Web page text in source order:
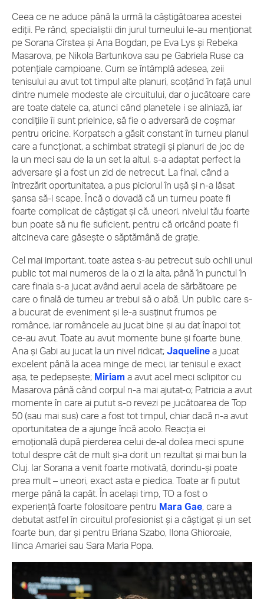
Ceea ce ne aduce până la urmă la câștigătoarea acestei
ediții. Pe rând, specialiștii din jurul turneului le-au menționat
pe Sorana Cîrstea și Ana Bogdan, pe Eva Lys și Rebeka
Masarova, pe Nikola Bartunkova sau pe Gabriela Ruse ca
potențiale campioane. Cum se întâmplă adesea, zeii
tenisului au avut tot timpul alte planuri, scoțând în față unul
dintre numele modeste ale circuitului, dar o jucătoare care
are toate datele ca, atunci când planetele i se aliniază, iar
condițiile îi sunt prielnice, să fie o adversară de coșmar
pentru oricine. Korpatsch a găsit constant în turneu planul
care a funcționat, a schimbat strategii și planuri de joc de
la un meci sau de la un set la altul, s-a adaptat perfect la
adversare și a fost un zid de netrecut. La final, când a
întrezărit oportunitatea, a pus piciorul în ușă și n-a lăsat
șansa să-i scape. Încă o dovadă că un turneu poate fi
foarte complicat de câștigat și că, uneori, nivelul tău foarte
bun poate să nu fie suficient, pentru că oricând poate fi
altcineva care găsește o săptămână de grație.
Cel mai important, toate astea s-au petrecut sub ochii unui
public tot mai numeros de la o zi la alta, până în punctul în
care finala s-a jucat având aerul acela de sărbătoare pe
care o finală de turneu ar trebui să o aibă. Un public care s-
a bucurat de eveniment și le-a susținut frumos pe
românce, iar româncele au jucat bine și au dat înapoi tot
ce-au avut. Toate au avut momente bune și foarte bune.
Ana și Gabi au jucat la un nivel ridicat; Jaqueline a jucat
excelent până la acea minge de meci, iar tenisul e exact
așa, te pedepsește; Miriam a avut acel meci sclipitor cu
Masarova până când corpul n-a mai ajutat-o; Patricia a avut
momente în care ai putut s-o revezi pe jucătoarea de Top
50 (sau mai sus) care a fost tot timpul, chiar dacă n-a avut
oportunitatea de a ajunge încă acolo. Reacția ei
emoțională după pierderea celui de-al doilea meci spune
totul despre cât de mult și-a dorit un rezultat și mai bun la
Cluj. Iar Sorana a venit foarte motivată, dorindu-și poate
prea mult – uneori, exact asta e piedica. Toate ar fi putut
merge până la capăt. În același timp, TO a fost o
experiență foarte folositoare pentru Mara Gae, care a
debutat astfel în circuitul profesionist și a câștigat și un set
foarte bun, dar și pentru Briana Szabo, Ilona Ghioroaie,
Ilinca Amariei sau Sara Maria Popa.